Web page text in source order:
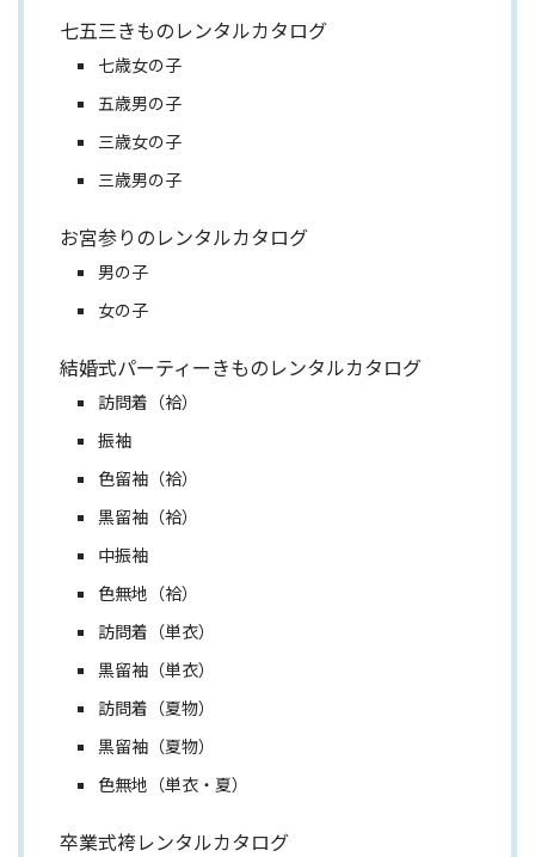
七五三きものレンタルカタログ
七歳女の子
五歳男の子
三歳女の子
三歳男の子
お宮参りのレンタルカタログ
男の子
女の子
結婚式パーティーきものレンタルカタログ
訪問着（袷）
振袖
色留袖（袷）
黒留袖（袷）
中振袖
色無地（袷）
訪問着（単衣）
黒留袖（単衣）
訪問着（夏物）
黒留袖（夏物）
色無地（単衣・夏）
卒業式袴レンタルカタログ